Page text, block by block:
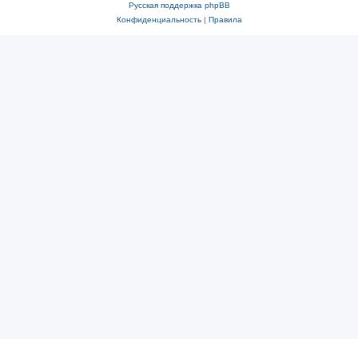
Русская поддержка phpBB
Конфиденциальность| Правила